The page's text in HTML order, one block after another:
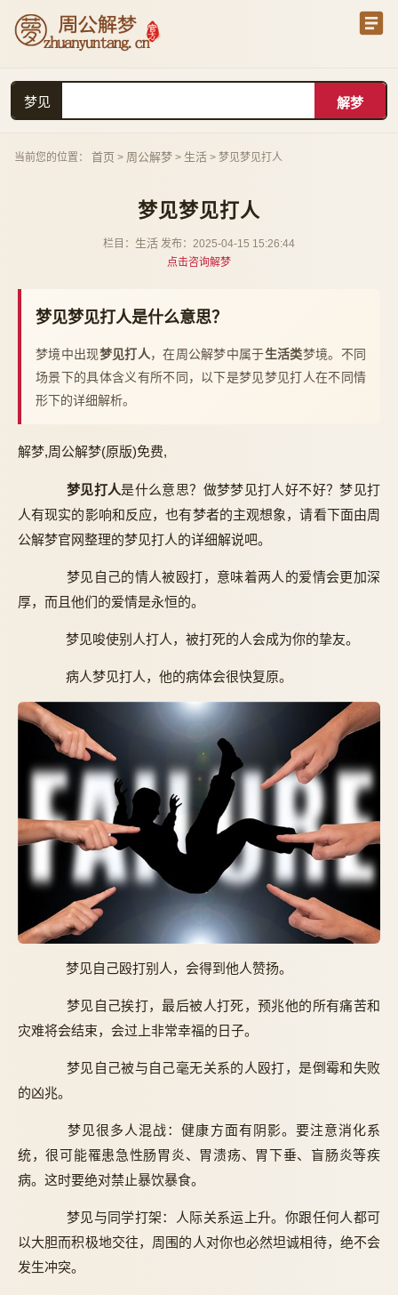
梦见
当前您的位置： 首页 > 周公解梦 > 生活 > 梦见梦见打人
梦见梦见打人
栏目： 生活 发布：2025-04-15 15:26:44
点击咨询解梦
梦见梦见打人是什么意思？
梦境中出现梦见打人，在周公解梦中属于生活类梦境。不同
场景下的具体含义有所不同，以下是梦见梦见打人在不同情
形下的详细解析。
解梦,周公解梦(原版)免费,
梦见打人是什么意思？做梦梦见打人好不好？梦见打
人有现实的影响和反应，也有梦者的主观想象，请看下面由周
公解梦官网整理的梦见打人的详细解说吧。
梦见自己的情人被殴打，意味着两人的爱情会更加深
厚，而且他们的爱情是永恒的。
梦见唆使别人打人，被打死的人会成为你的挚友。
病人梦见打人，他的病体会很快复原。
梦见自己殴打别人，会得到他人赞扬。
梦见自己挨打，最后被人打死，预兆他的所有痛苦和
灾难将会结束，会过上非常幸福的日子。
梦见自己被与自己毫无关系的人殴打，是倒霉和失败
的凶兆。
梦见很多人混战：健康方面有阴影。要注意消化系
统，很可能罹患急性肠胃炎、胃溃疡、胃下垂、盲肠炎等疾
病。这时要绝对禁止暴饮暴食。
梦见与同学打架：人际关系运上升。你跟任何人都可
以大胆而积极地交往，周围的人对你也必然坦诚相待，绝不会
发生冲突。